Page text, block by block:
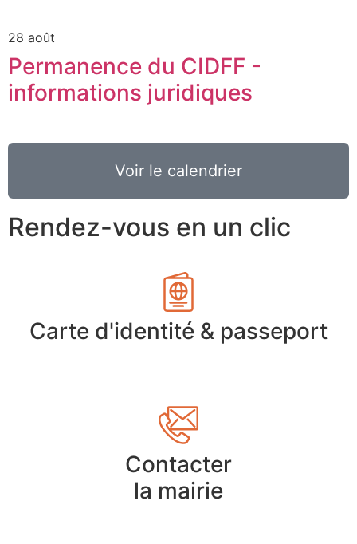
28 août
Permanence du CIDFF -
informations juridiques
Voir le calendrier
Rendez-vous en un clic
Carte d'identité & passeport
Contacter
la mairie